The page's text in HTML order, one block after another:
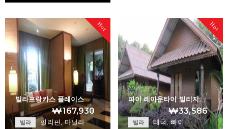
+ Hot
빌라프랑카스 플레이스
₩167,930
빌라 필리핀, 마닐라
Hot
파이 레아운타이 빌리지
₩33,586
빌라 태국, 빠이